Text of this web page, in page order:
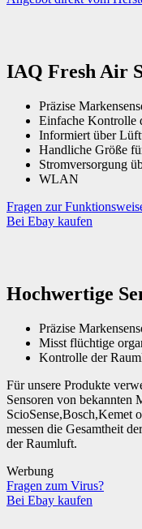
IAQ Fresh Air
Präzise
Einfache Kontrolle
Informiert über
Handliche Größe
Stromversorgung
WLAN
Fragen zur
Bei Ebay kaufen
Hochwertige
Präzise
Misst flüchtige
Kontrolle der
Für unsere Produkte
Sensoren von bekannten
ScioSense,Bosch,Kemet
messen die Gesamtheit
der Raumluft.
Werbung
Fragen zum Virus?
Bei Ebay kaufen